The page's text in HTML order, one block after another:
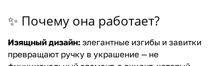
✨ Почему она работает?
Изящный дизайн:элегантные изгибы и завитки
превращают ручку в украшение — не